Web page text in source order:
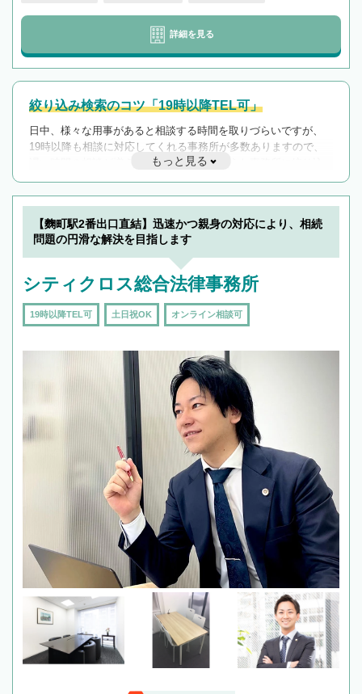
詳細を見る
絞り込み検索のコツ「19時以降TEL可」
日中、様々な用事があると相談する時間を取りづらいですが、
19時以降も相談に対応してくれる事務所が多数ありますので、
遅い時間の相談が増えそうな場合はそのような事務所に絞り込
んで検索してみましょう。
19時以降TEL可の条件
を加えて再検索
もっと見る
【麴町駅2番出口直結】迅速かつ親身の対応により、相続
問題の円滑な解決を目指します
シティクロス総合法律事務所
19時以降TEL可 土日祝OK オンライン相談可